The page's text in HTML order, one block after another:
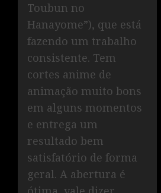
Toubun no
Hanayome”), que está
fazendo um trabalho
consistente. Tem
cortes anime de
animação muito bons
em alguns momentos
e entrega um
resultado bem
satisfatório de forma
geral. A abertura é